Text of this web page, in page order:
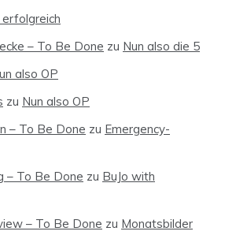
erfolgreich
– To Be Done zu Nun also die 5
also OP
zu Nun also OP
– To Be Done zu Emergency-
– To Be Done zu BuJo with
– To Be Done zu Monatsbilder